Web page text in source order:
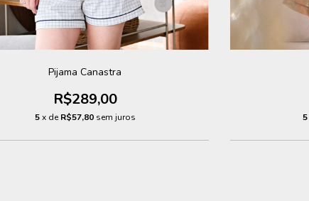
Pijama Canastra
R$289,00
5x de R$57,80 sem juros 5